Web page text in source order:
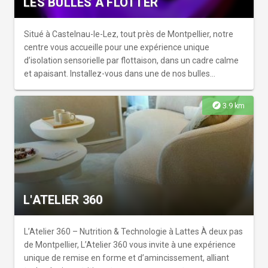
en optant pour nos massages, nos soins du visage et du
corps. Un voyage au cœur de vos sens guidé par nos
professionnelles de la beauté.
Situé à Castelnau-le-Lez, tout près de Montpellier, notre
centre vous accueille pour une expérience unique
d’isolation sensorielle par flottaison, dans un cadre calme
et apaisant. Installez-vous dans une de nos bulles
temps et de l’espace. En éliminant les stimulations
extérieures, cette pratique plonge le corps dans un état de
détente physique et mentale profond. C’est une
parenthèse de bien-être idéale pour se recentrer, relâcher
les tensions et retrouver une sensation de légèreté
durable.
explore 3.9 km
L'ATELIER 360
L’Atelier 360 – Nutrition & Technologie à Lattes À deux pas
de Montpellier, L’Atelier 360 vous invite à une expérience
unique de remise en forme et d’amincissement, alliant